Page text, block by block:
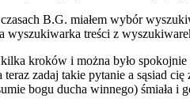
B.G. miałem wybór
wyszukiwarka treści z
kroków i można było
teraz zadaj takie pytanie a sąsiad
bogu ducha winnego) śmiała